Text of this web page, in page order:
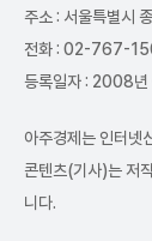
주소 : 서울특별시
전화 : 02-767-
등록일자 : 2008
아주경제는 인터넷
콘텐츠(기사)는 저
니다.